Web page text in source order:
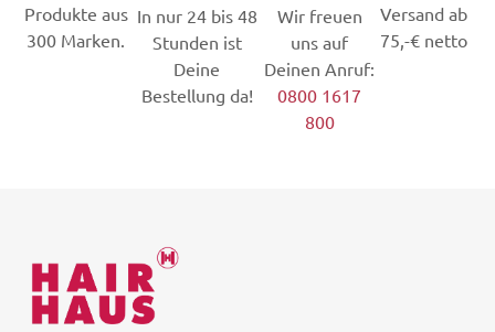
Produkte aus
300 Marken.
In nur 24 bis 48
Stunden ist
Deine
Bestellung da!
Wir freuen
uns auf
Deinen Anruf:
0800 1617
800
Versand ab
75,-€ netto